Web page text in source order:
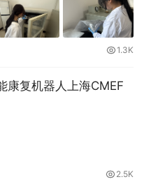
1.3K
康复机器人上海CMEF
2.5K